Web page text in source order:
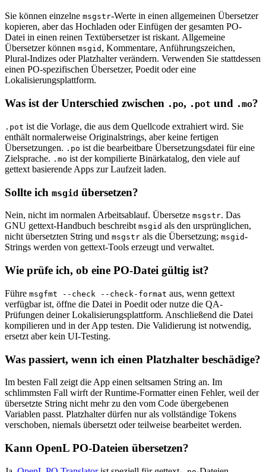
Sie können einzelne msgstr-Werte in einen allgemeinen Übersetzer
kopieren, aber das Hochladen oder Einfügen der gesamten PO-
Datei in einen reinen Textübersetzer ist riskant. Allgemeine
Übersetzer können msgid , Kommentare, Anführungszeichen,
Plural-Indizes oder Platzhalter verändern. Verwenden Sie stattdessen
einen PO-spezifischen Übersetzer, Poedit oder eine
Lokalisierungsplattform.
Was ist der Unterschied zwischen .po, .pot und .mo?
.pot ist die Vorlage, die aus dem Quellcode extrahiert wird. Sie
enthält normalerweise Originalstrings, aber keine fertigen
Übersetzungen. .po ist die bearbeitbare Übersetzungsdatei für eine
Zielsprache. .mo ist der kompilierte Binärkatalog, den viele auf
gettext basierende Apps zur Laufzeit laden.
Sollte ich msgid übersetzen?
Nein, nicht im normalen Arbeitsablauf. Übersetze msgstr. Das
GNU gettext-Handbuch beschreibt msgid als den ursprünglichen,
nicht übersetzten String und msgstr als die Übersetzung; msgid-
Strings werden von gettext-Tools erzeugt und verwaltet.
Wie prüfe ich, ob eine PO-Datei gültig ist?
Führe msgfmt --check --check-format aus, wenn gettext
verfügbar ist, öffne die Datei in Poedit oder nutze die QA-
Prüfungen deiner Lokalisierungsplattform. Anschließend die Datei
kompilieren und in der App testen. Die Validierung ist notwendig,
ersetzt aber kein UI-Testing.
Was passiert, wenn ich einen Platzhalter beschädige?
Im besten Fall zeigt die App einen seltsamen String an. Im
schlimmsten Fall wirft der Runtime-Formatter einen Fehler, weil der
übersetzte String nicht mehr zu den vom Code übergebenen
Variablen passt. Platzhalter dürfen nur als vollständige Tokens
verschoben, niemals übersetzt oder teilweise bearbeitet werden.
Kann OpenL PO-Dateien übersetzen?